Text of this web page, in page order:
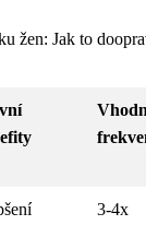
žen: Jak to
3-4x